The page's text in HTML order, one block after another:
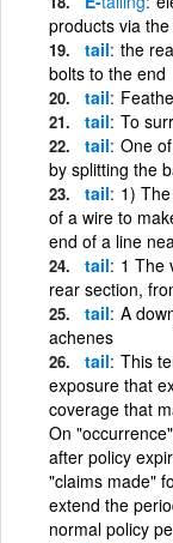
products via
tail the
bolts to the end
tail
tail To
tail One
by splitting the
tail 1)
of a wire to
end of a line
tail 1 The
rear section,
tail A
achenes
tail This
exposure that
coverage that
On
after policy
"claims made"
extend the
normal policy